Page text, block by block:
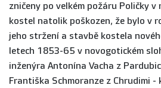
zničeny po velkém požáru Poličky
kostel natolik poškozen, že bylo v
jeho stržení a stavbě kostela
letech 1853-65 v novogotickém
inženýra Antonína Vacha z
Františka Schmoranze z Chrudimi